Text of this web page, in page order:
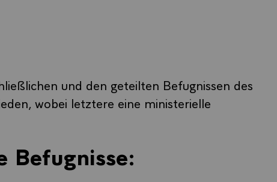
und den geteilten Befugnissen des
wobei letztere eine ministerielle
Befugnisse: